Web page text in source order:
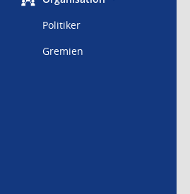
Politiker
Gremien